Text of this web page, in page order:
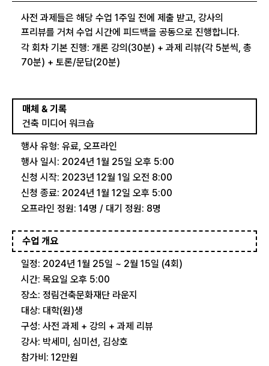
사전 과제들은 해당 수업 1주일 전에 제출 받고, 강사의
프리뷰를 거쳐 수업 시간에 피드백을 공동으로 진행합니다.
각 회차 기본 진행: 개론 강의(30분) + 과제 리뷰(각 5분씩, 총
70분) + 토론/문답(20분)
매체 & 기록
건축 미디어 워크숍
행사 유형: 유료, 오프라인
행사 일시: 2024년 1월 25일 오후 5:00
신청 시작: 2023년 12월 1일 오전 8:00
신청 종료: 2024년 1월 12일 오후 5:00
오프라인 정원: 14명 / 대기 정원: 8명
수업 개요
일정: 2024년 1월 25일 ~ 2월 15일 (4회)
시간: 목요일 오후 5:00
장소: 정림건축문화재단 라운지
대상: 대학(원)생
구성: 사전 과제 + 강의 + 과제 리뷰
강사: 박세미, 심미선, 김상호
참가비: 12만원